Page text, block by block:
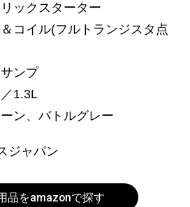
ックスターター
コイル(フルトランジスタ点
ンプ
1.3L
ン、バトルグレー
ジャパン
品をamazonで探す